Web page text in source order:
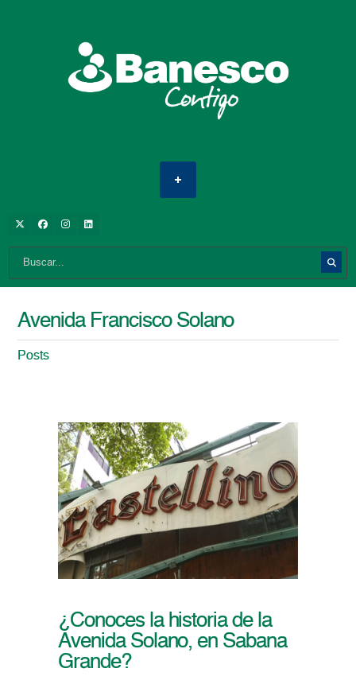
Avenida Francisco Solano
Posts
¿Conoces la historia de la
Avenida Solano, en Sabana
Grande?